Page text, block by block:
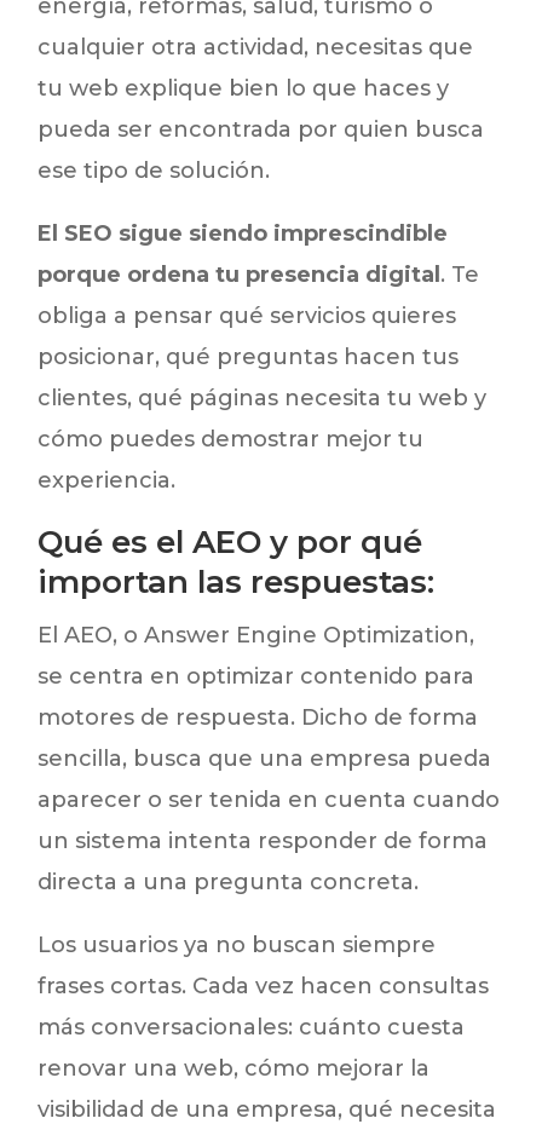
energía, reformas, salud, turismo o
cualquier otra actividad, necesitas que
tu web explique bien lo que haces y
pueda ser encontrada por quien busca
ese tipo de solución.
El SEO sigue siendo imprescindible
porque ordena tu presencia digital. Te
obliga a pensar qué servicios quieres
posicionar, qué preguntas hacen tus
clientes, qué páginas necesita tu web y
cómo puedes demostrar mejor tu
experiencia.
Qué es el AEO y por qué
importan las respuestas:
El AEO, o Answer Engine Optimization,
se centra en optimizar contenido para
motores de respuesta. Dicho de forma
sencilla, busca que una empresa pueda
aparecer o ser tenida en cuenta cuando
un sistema intenta responder de forma
directa a una pregunta concreta.
Los usuarios ya no buscan siempre
frases cortas. Cada vez hacen consultas
más conversacionales: cuánto cuesta
renovar una web, cómo mejorar la
visibilidad de una empresa, qué necesita